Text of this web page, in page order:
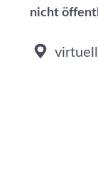
nicht